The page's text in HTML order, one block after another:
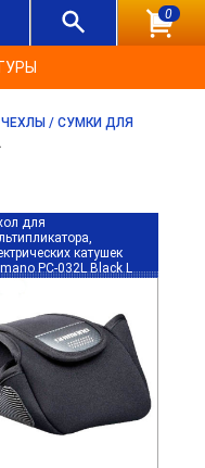
0
ЧЕХЛЫ / СУМКИ ДЛЯ
для
катушек
PC-032L Black L